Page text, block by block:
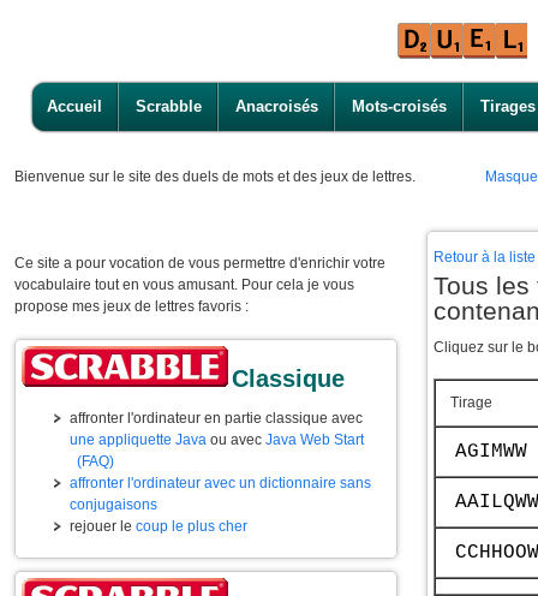
Accueil Scrabble Anacroisés Mots-croisés Tirages
Bienvenue sur le site des duels de mots et des jeux de lettres.
Ce site a pour vocation de vous permettre d'enrichir votre
vocabulaire tout en vous amusant. Pour cela je vous
propose mes jeux de lettres favoris :
Classique
affronter l'ordinateur en partie classique avec
une appliquette Java ou avec Java Web Start
(FAQ)
affronter l'ordinateur avec un dictionnaire sans
conjugaisons
rejouer le coup le plus cher
Retour à la
Tous
Cliquez sur le
Tirage
AGIMWW
AAILQWW